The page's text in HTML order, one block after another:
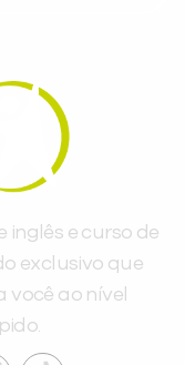
inglês e curso de
exclusivo que
você ao nível